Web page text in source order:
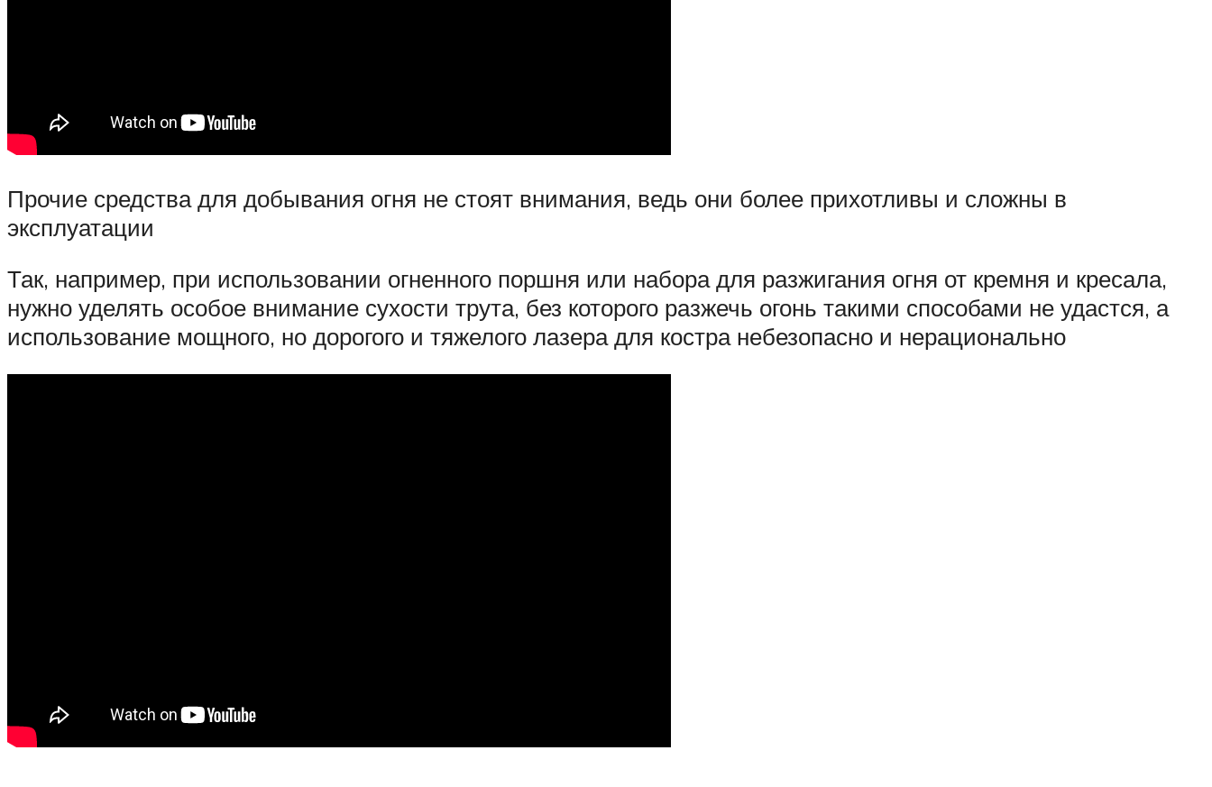
Прочие средства для добывания огня не стоят внимания, ведь они более прихотливы и сложны в
эксплуатации
Так, например, при использовании огненного поршня или набора для разжигания огня от кремня и кресала,
нужно уделять особое внимание сухости трута, без которого разжечь огонь такими способами не удастся, а
использование мощного, но дорогого и тяжелого лазера для костра небезопасно и нерационально